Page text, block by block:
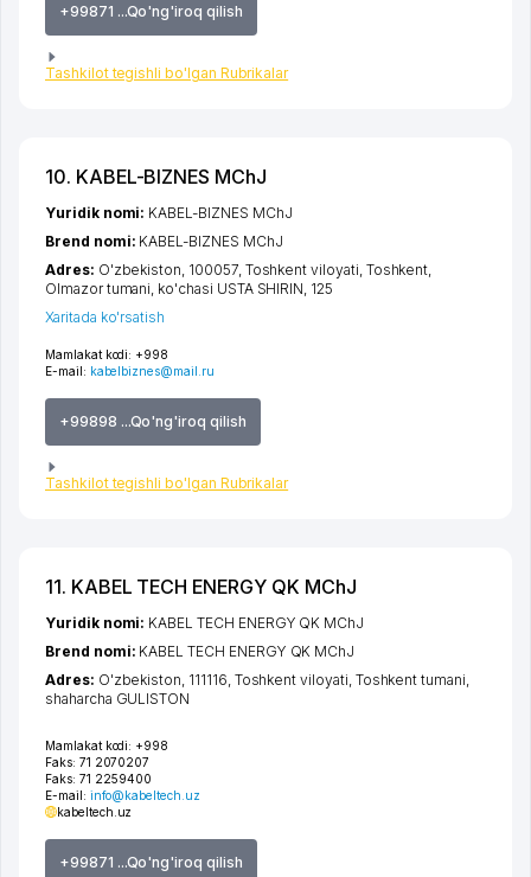
+99871 ...Qo'ng'iroq qilish
Tashkilot tegishli bo'lgan Rubrikalar
10. KABEL-BIZNES MChJ
Mamlakat kodi: +998
E-mail: kabelbiznes@mail.ru
+99898 ...Qo'ng'iroq qilish
Tashkilot tegishli bo'lgan Rubrikalar
Yuridik nomi: KABEL-BIZNES MChJ
Brend nomi: KABEL-BIZNES MChJ
Adres: O'zbekiston, 100057, Toshkent viloyati Toshkent
Olmazor tumani ko'chasi USTA SHIRIN , 125
Xaritada ko'rsatish
11. KABEL TECH ENERGY QK MChJ
Mamlakat kodi: +998
Faks: 71 2070207
Faks: 71 2259400
E-mail: info@kabeltech.uz
kabeltech.uz
+99871 ...Qo'ng'iroq qilish
Yuridik nomi: KABEL TECH ENERGY QK MChJ
Brend nomi: KABEL TECH ENERGY QK MChJ
Adres: O'zbekiston, 111116, Toshkent viloyati, Toshkent tumani,
shaharcha GULISTON